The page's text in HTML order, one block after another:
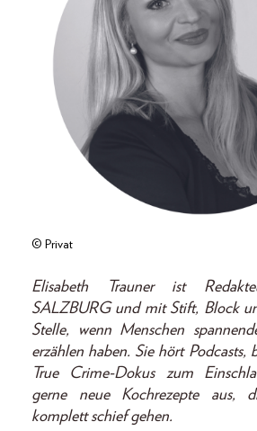
© Privat
Elisabeth Trauner ist
SALZBURG und mit Stift, Block
Stelle, wenn Menschen
erzählen haben. Sie hört Podcasts,
True Crime-Dokus zum
gerne neue Kochrezepte aus,
komplett schief gehen.